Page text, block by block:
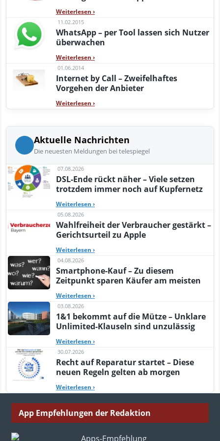
Weiterlesen ›
11.02.2015
WhatsApp – per Tool lassen sich Nutzer
überwachen
Weiterlesen ›
01.06.2014
Internet by Call – Zweifelhaftes
Vorgehen der Anbieter
Weiterlesen ›
Aktuelle Nachrichten
Die neuesten Meldungen bei telespiegel
07.08.2026
DSL-Ende rückt näher – Viele setzen
trotzdem immer noch auf Kupfernetz
Weiterlesen ›
05.08.2026
Wahlfreiheit der Verbraucher gestärkt –
Gerichtsurteil zu Apple
Weiterlesen ›
04.08.2026
Smartphone-Kauf – Zu diesem
Zeitpunkt sparen Käufer am meisten
Weiterlesen ›
03.08.2026
1&1 bekommt auf die Mütze – Unklare
Unlimited-Klauseln sind unzulässig
Weiterlesen ›
30.07.2026
Recht auf Reparatur startet – Diese
neuen Regeln gelten ab morgen
Weiterlesen ›
App Empfehlungen der Redaktion